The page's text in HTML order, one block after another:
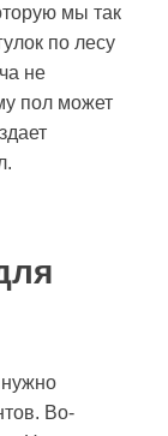
мы так
по лесу
не
пол может
Во-